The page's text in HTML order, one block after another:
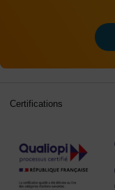
Certifications